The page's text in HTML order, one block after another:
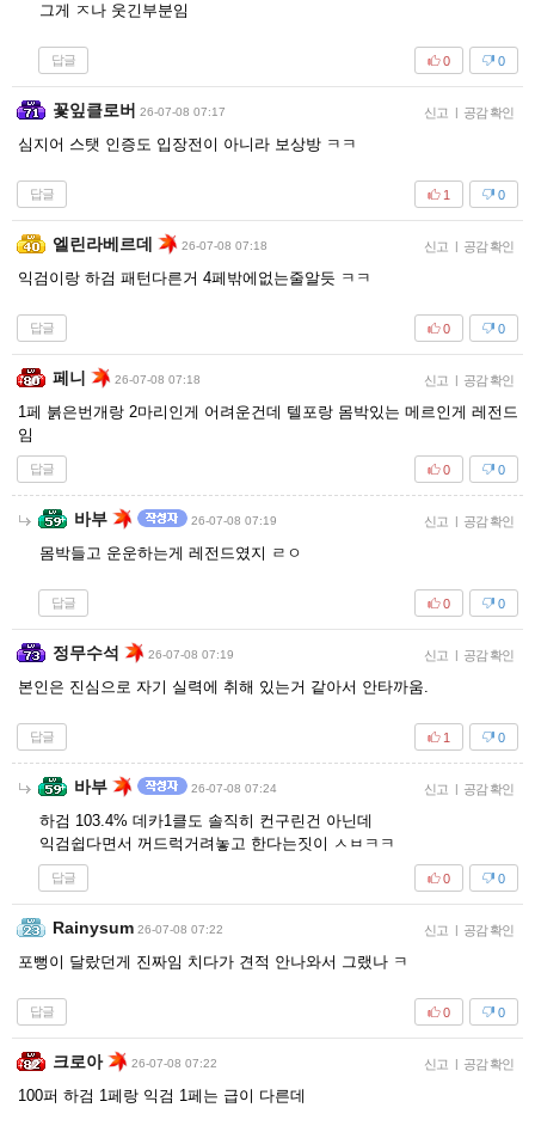
그게 ㅈ나 웃긴부분임
답글 0
0
꽃잎클로버 26-07-08 07:17 신고 | 공감 확인
심지어 스탯 인증도 입장전이 아니라 보상방 ㅋㅋ
답글 0
1
엘린라베르데 26-07-08 07:18 신고 | 공감 확인
익검이랑 하검 패턴다른거 4페밖에없는줄알듯 ㅋㅋ
답글 0
0
페니 26-07-08 07:18 신고 | 공감 확인
1페 붉은번개랑 2마리인게 어려운건데 텔포랑 몸박있는 메르인게 레전드
임
답글 0
0
바부 26-07-08 07:19 신고 | 공감 확인
몸박들고 운운하는게 레전드였지 ㄹㅇ
답글 0
0
정무수석 26-07-08 07:19 신고 | 공감 확인
본인은 진심으로 자기 실력에 취해 있는거 같아서 안타까움.
답글 0
1
바부 26-07-08 07:24 신고 | 공감 확인
하검 103.4% 데카1클도 솔직히 컨구린건 아닌데
익검쉽다면서 꺼드럭거려놓고 한다는짓이 ㅅㅂㅋㅋ
답글 0
0
Rainysum 26-07-08 07:22 신고 | 공감 확인
포뻥이 달랐던게 진짜임 치다가 견적 안나와서 그랬나 ㅋ
답글 0
0
크로아 26-07-08 07:22 신고 | 공감 확인
100퍼 하검 1페랑 익검 1페는 급이 다른데